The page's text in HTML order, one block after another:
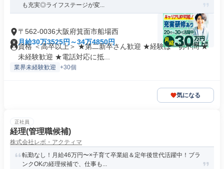
も充実◎ライフステージが変...
〒562-0036大阪府箕面市船場西
月給30万3525円～34万4850円
資格 ＜高卒以上＞ ★第二新卒さん歓迎 ★経験は一切不問 ★
未経験歓迎 ★電話対応に抵...
業界未経験歓迎 +30個
気になる
正社員
経理(管理職候補)
株式会社レボ・アクティマ
転勤なし！月給46万円〜×子育て卒業組＆定年後世代活躍中！ブラ
ンクOKの経理候補で、仕事も...